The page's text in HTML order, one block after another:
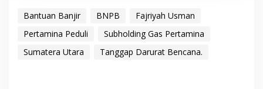
Bantuan Banjir BNPB
Fajriyah Usman
Pertamina Peduli
Subholding Gas Pertamina
Sumatera Utara
Tanggap Darurat Bencana.